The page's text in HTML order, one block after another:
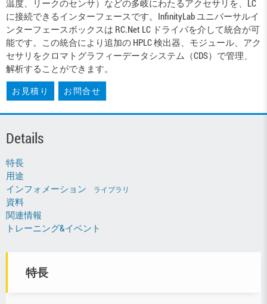
温度、リークのセンサ）などの多岐にわたるアクセサリを、LC
に接続できるインターフェースです。InfinityLab ユニバーサルイ
ンターフェースボックスは RC.Net LC ドライバを介して統合が可
能です。この統合により追加の HPLC 検出器、モジュール、アク
セサリをクロマトグラフィーデータシステム（CDS）で管理、
解析することができます。
お見積り お問合せ
Details
特長
用途
インフォメーション
ライブラリ
資料
関連情報
トレーニング&イベント
特長